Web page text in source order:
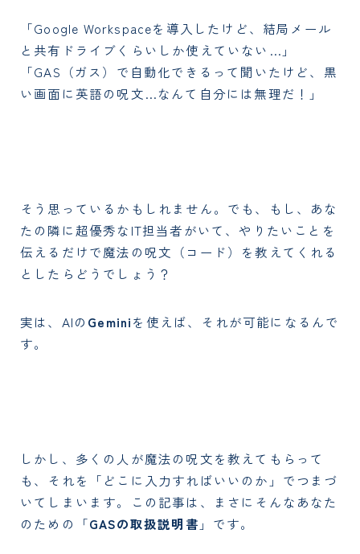
「Google Workspaceを導入したけど、結局メール
と共有ドライブくらいしか使えていない…」
「GAS（ガス）で自動化できるって聞いたけど、黒
い画面に英語の呪文…なんて自分には無理だ！」
そう思っているかもしれません。でも、もし、あな
たの隣に超優秀なIT担当者がいて、やりたいことを
伝えるだけで魔法の呪文（コード）を教えてくれる
としたらどうでしょう？
実は、AIの Geminiを使えば、それが可能になるんで
す。
しかし、多くの人が魔法の呪文を教えてもらって
も、それを「どこに入力すればいいのか」でつまづ
いてしまいます。この記事は、まさにそんなあなた
のための「GASの取扱説明書 」です。